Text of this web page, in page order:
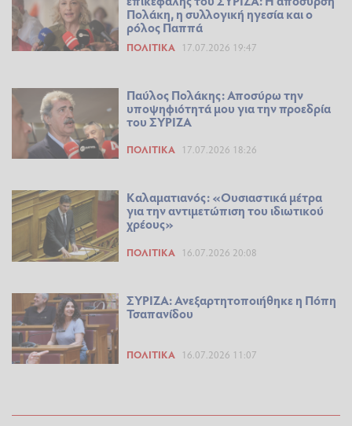
Πολάκη, η συλλογική ηγεσία και ο
ρόλος Παππά
ΠΟΛΙΤΙΚΆ 17.07.2026 19:47
Παύλος Πολάκης: Αποσύρω την
υποψηφιότητά μου για την προεδρία
του ΣΥΡΙΖΑ
ΠΟΛΙΤΙΚΆ 17.07.2026 18:26
Καλαματιανός: «Ουσιαστικά μέτρα
για την αντιμετώπιση του ιδιωτικού
χρέους»
ΠΟΛΙΤΙΚΆ 16.07.2026 20:08
ΣΥΡΙΖΑ: Ανεξαρτητοποιήθηκε η Πόπη
Τσαπανίδου
ΠΟΛΙΤΙΚΆ 16.07.2026 11:07